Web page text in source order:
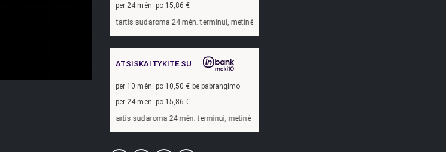
per 24 mėn. po 15,86 €
€, kai sutartis sudaroma 24 mėn. terminui, metinė palūkanų norma – 13,9%, sutarties sudarymo mokestis -
ATSISKAITYKITE SU
per 10 mėn. po 10,50 € be pabrangimo
per 24 mėn. po 15,86 €
€, kai sutartis sudaroma 24 mėn. terminui, metinė palūkanų norma – 13,9%, sutarties sudarymo mokestis -